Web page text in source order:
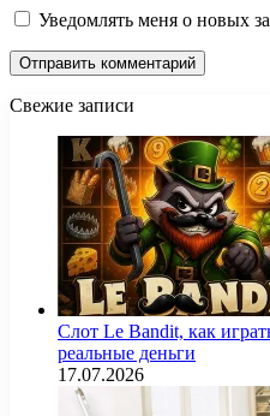
Уведомлять меня о новых
Свежие записи
Слот Le Bandit, как
реальные деньги
17.07.2026